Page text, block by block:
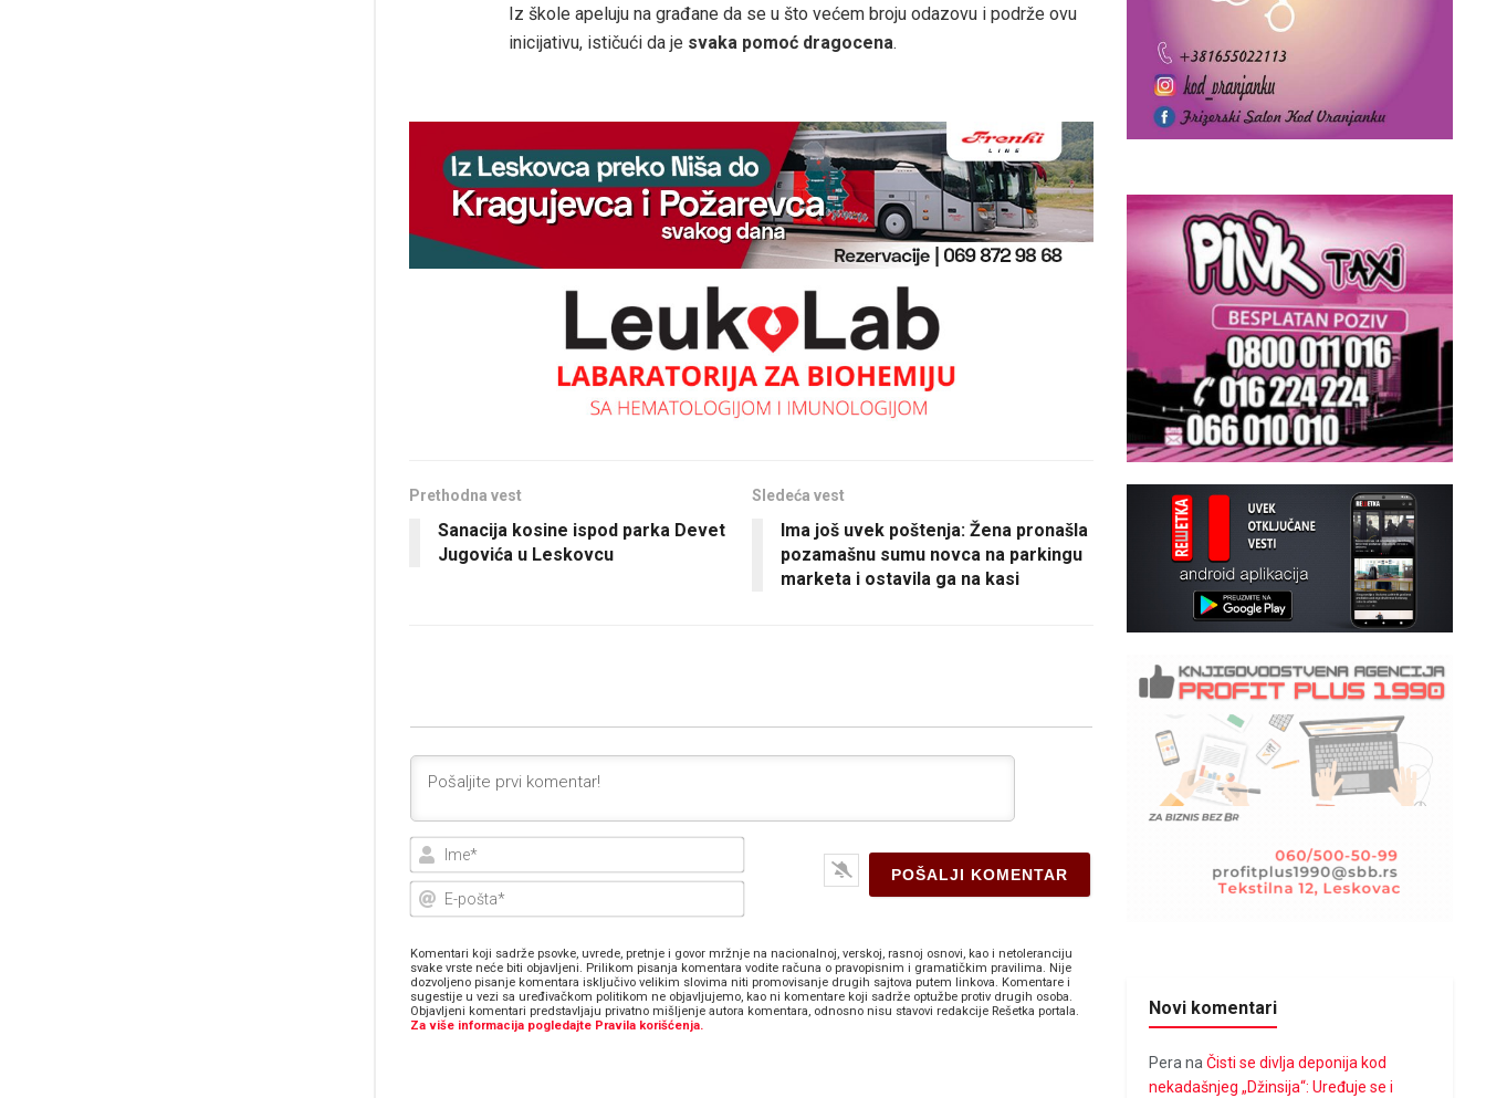
Iz škole apeluju na građane da se u što većem broju odazovu i podrže ovu
inicijativu, ističući da je svaka pomoć dragocena.
Prethodna vest
Sanacija kosine ispod parka Devet
Jugovića u Leskovcu
Sledeća vest
Ima još uvek poštenja: Žena pronašla
pozamašnu sumu novca na parkingu
marketa i ostavila ga na kasi
Ime*
E-
Komentari koji sadrže psovke, uvrede, pretnje i govor mržnje na nacionalnoj, verskoj, rasnoj osnovi, kao i netoleranciju
svake vrste neće biti objavljeni. Prilikom pisanja komentara vodite računa o pravopisnim i gramatičkim pravilima. Nije
dozvoljeno pisanje komentara isključivo velikim slovima niti promovisanje drugih sajtova putem linkova. Komentare i
sugestije u vezi sa uređivačkom politikom ne objavljujemo, kao ni komentare koji sadrže optužbe protiv drugih osoba.
Objavljeni komentari predstavljaju privatno mišljenje autora komentara, odnosno nisu stavovi redakcije Rešetka portala.
Za više informacija pogledajte Pravila korišćenja.
Novi komentari
Pera naČisti se divlja deponija kod
nekadašnjeg „Džinsija“: Uređuje se i